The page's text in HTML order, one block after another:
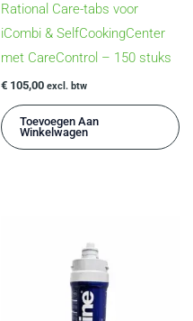
Rational Care-tabs voor
iCombi & SelfCookingCenter
met CareControl – 150 stuks
€ 105,00 excl. btw
Toevoegen Aan
Winkelwagen